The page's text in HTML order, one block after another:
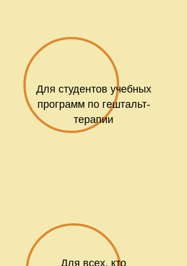
Для студентов учебных
программ по гештальт-
терапии
Для всех, кто